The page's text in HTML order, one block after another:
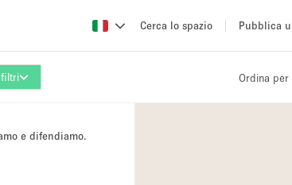
Cerca lo spazio Pubblica
Ordina per
e difendiamo.